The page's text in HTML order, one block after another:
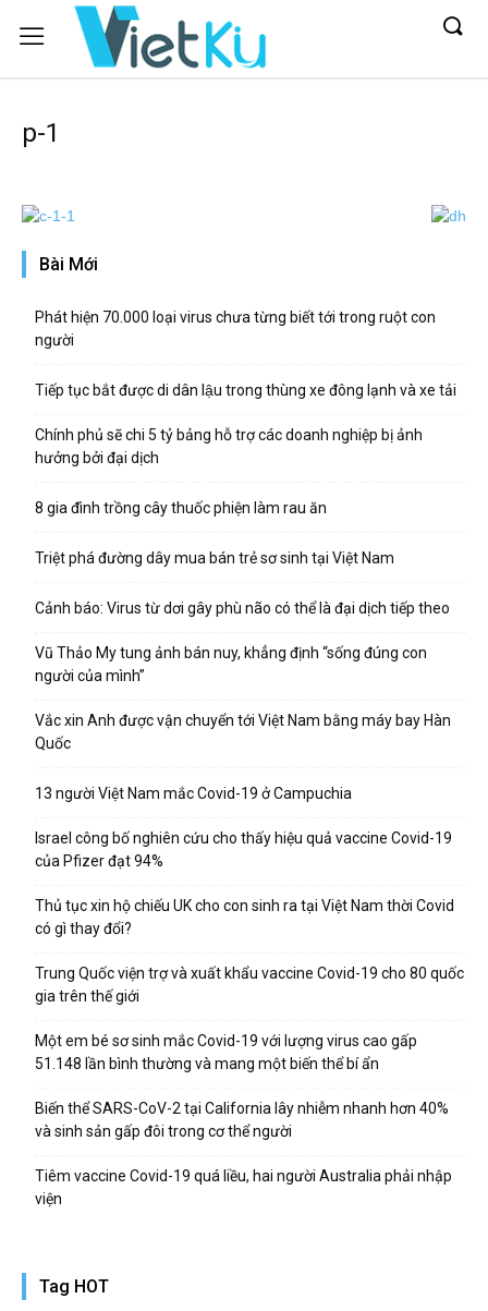
p-1
Bài Mới
Phát hiện 70.000 loại virus chưa từng biết tới trong ruột con
người
Tiếp tục bắt được di dân lậu trong thùng xe đông lạnh và xe tải
Chính phủ sẽ chi 5 tỷ bảng hỗ trợ các doanh nghiệp bị ảnh
hưởng bởi đại dịch
8 gia đình trồng cây thuốc phiện làm rau ăn
Triệt phá đường dây mua bán trẻ sơ sinh tại Việt Nam
Cảnh báo: Virus từ dơi gây phù não có thể là đại dịch tiếp theo
Vũ Thảo My tung ảnh bán nuy, khẳng định “sống đúng con
người của mình”
Vắc xin Anh được vận chuyển tới Việt Nam bằng máy bay Hàn
Quốc
13 người Việt Nam mắc Covid-19 ở Campuchia
Israel công bố nghiên cứu cho thấy hiệu quả vaccine Covid-19
của Pfizer đạt 94%
Thủ tục xin hộ chiếu UK cho con sinh ra tại Việt Nam thời Covid
có gì thay đổi?
Trung Quốc viện trợ và xuất khẩu vaccine Covid-19 cho 80 quốc
gia trên thế giới
Một em bé sơ sinh mắc Covid-19 với lượng virus cao gấp
51.148 lần bình thường và mang một biến thể bí ẩn
Biến thể SARS-CoV-2 tại California lây nhiễm nhanh hơn 40%
và sinh sản gấp đôi trong cơ thể người
Tiêm vaccine Covid-19 quá liều, hai người Australia phải nhập
viện
Tag HOT